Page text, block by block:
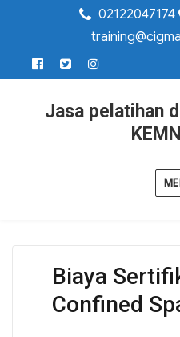
02122047174
Jasa pelatihan
Biaya
Confined